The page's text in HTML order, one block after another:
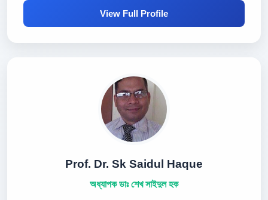
View Full Profile
Prof. Dr. Sk Saidul Haque
অধ্যাপক ডাঃ শেখ সাইদুল হক